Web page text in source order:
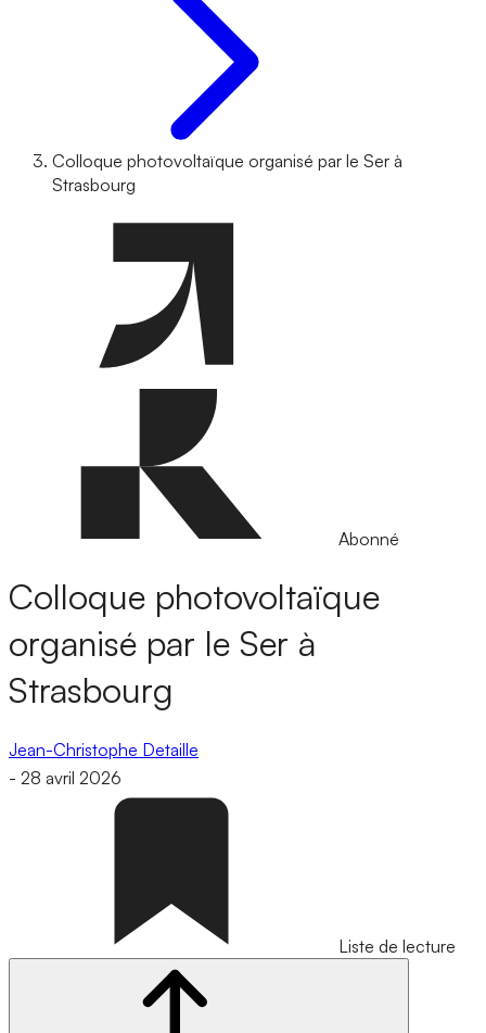
Colloque photovoltaïque organisé par le Ser à
Strasbourg
Abonné
Colloque photovoltaïque
organisé par le Ser à
Strasbourg
Jean-Christophe Detaille
- 28 avril 2026
Liste de lecture